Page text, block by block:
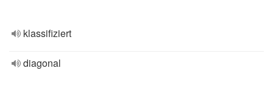
klassifiziert
diagonal